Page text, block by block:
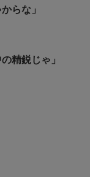
らな」
精鋭じゃ」